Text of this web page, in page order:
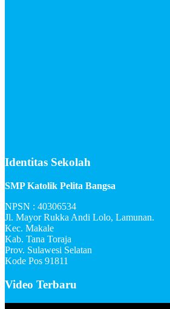
Identitas Sekolah
SMP Katolik Pelita Bangsa
NPSN : 40306534
Jl. Mayor Rukka Andi Lolo, Lamunan.
Kec. Makale
Kab. Tana Toraja
Prov. Sulawesi Selatan
Kode Pos 91811
Video Terbaru